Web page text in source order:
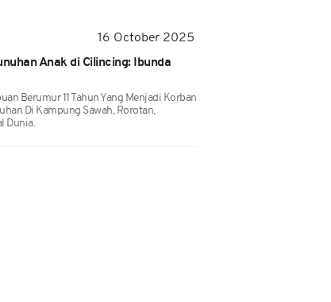
16 October 2025
Anak di Cilincing: Ibunda
Berumur 11 Tahun Yang Menjadi Korban
Di Kampung Sawah, Rorotan,
Dunia.